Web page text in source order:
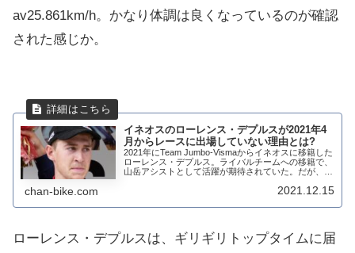
av25.861km/h。かなり体調は良くなっているのが確認
された感じか。
イネオスのローレンス・デプルスが2021年4
月からレースに出場していない理由とは?
2021年にTeam Jumbo-Vismaからイネオスに移籍した
ローレンス・デプルス。ライバルチームへの移籍で、
山岳アシストとして活躍が期待されていた。だが、ロ
chan-bike.com 2021.12.15
ローレンス・デプルスは、ギリギリトップタイムに届